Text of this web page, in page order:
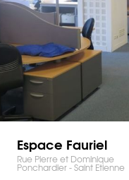
Espace Fauriel
Rue Pierre et Dominique
Ponchardier - Saint Etienne